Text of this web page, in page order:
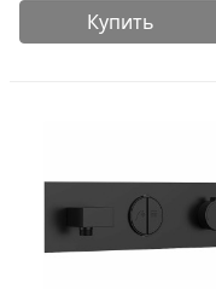
Купить